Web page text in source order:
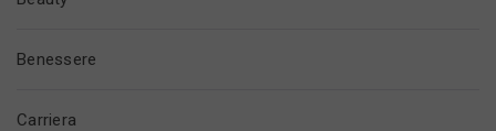
Benessere
Carriera